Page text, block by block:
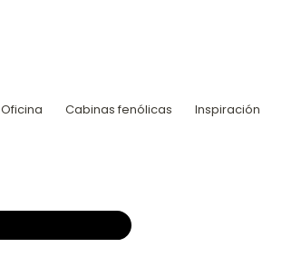
Oficina Cabinas fenólicas Inspiración